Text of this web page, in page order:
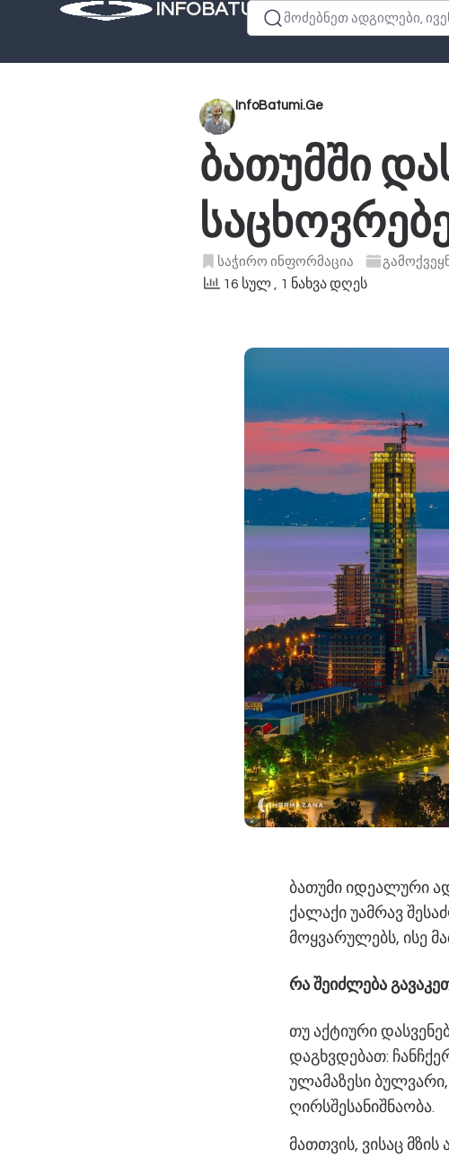
INFOBATUMI.GEმოძებნეთ ადგილები,
InfoBatumi.Ge
ბათუმში
საჭირო ინფორმაცია
16 სულ , 1 ნახვა დღეს
ბათუმი იდეალური
ქალაქი უამრავ
მოყვარულებს, ისე
რა შეიძლება
თუ აქტიური
დაგხვდებათ:
ულამაზესი
ღირსშესანიშნაობა.
მათთვის, ვისაც